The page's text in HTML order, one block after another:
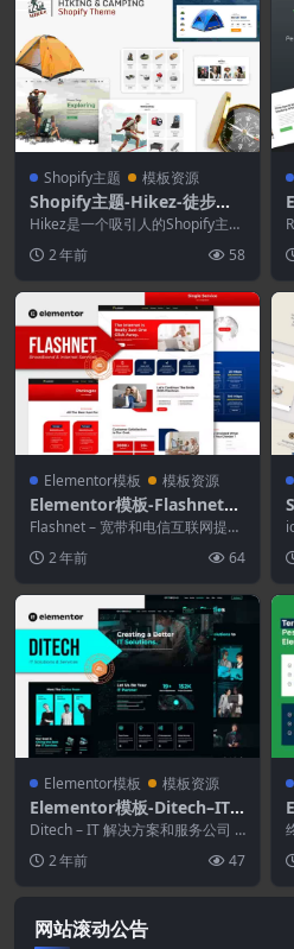
Shopify主题 模板资源
Shopify主题-Hikez-徒步与
远足Shopify主题
Hikez是一个吸引人的Shopify主
售远足，露...
2 年前 58
Elementor模板 模板资源
Elementor模板-Flashnet–
宽带和电信互联网提供商Ele
mentor模板套件
Flashnet – 宽带和电信互联网提供
2 年前 64
Elementor模板 模板资源
Elementor模板-Ditech–IT
解决方案和服务公司Elemen
tor模板工具包
Ditech – IT 解决方案和服务公司 E
2 年前 47
网站滚动公告